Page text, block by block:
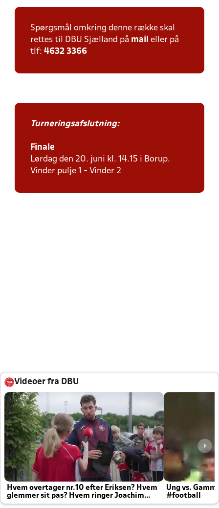
Spørgsmål omkring denne række skal
rettes til DBU Sjælland på mail eller på
tlf: 4632 3366
Turneringsafslutning:
Finale
Lørdag den 20. juni kl. 14.15 i Borup.
Vinder pulje 1 - Vinder 2
Videoer fra DBU
Hvem overtager nr.10 efter Eriksen? Hvem
glemmer sit pas? Hvem ringer Joachim
altid til efter kampe?
Ung vs.
#football